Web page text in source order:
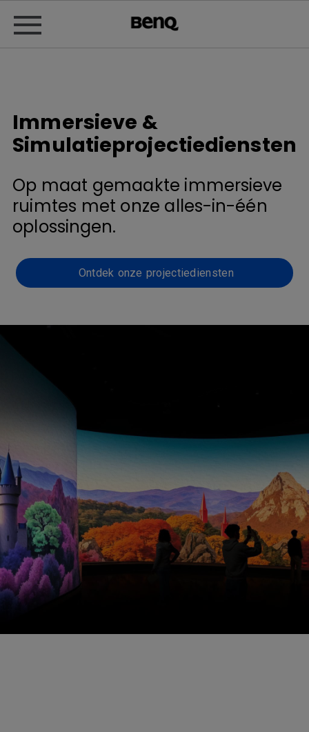
Immersieve &
Simulatieprojectiediensten
Op maat gemaakte immersieve
ruimtes met onze alles-in-één
oplossingen.
Ontdek onze projectiediensten